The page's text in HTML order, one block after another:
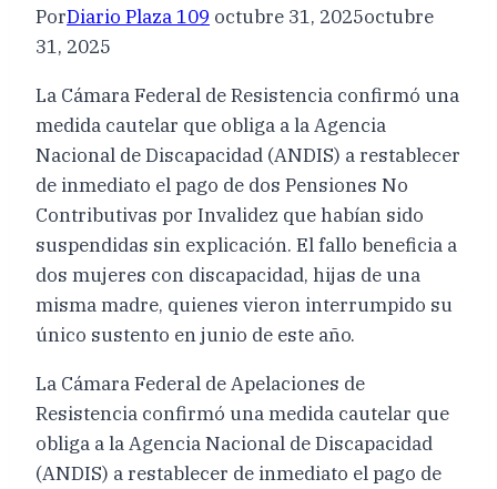
PorDiario Plaza 109 octubre 31, 2025octubre
31, 2025
La Cámara Federal de Resistencia confirmó una
medida cautelar que obliga a la Agencia
Nacional de Discapacidad (ANDIS) a restablecer
de inmediato el pago de dos Pensiones No
Contributivas por Invalidez que habían sido
suspendidas sin explicación. El fallo beneficia a
dos mujeres con discapacidad, hijas de una
misma madre, quienes vieron interrumpido su
único sustento en junio de este año.
La Cámara Federal de Apelaciones de
Resistencia confirmó una medida cautelar que
obliga a la Agencia Nacional de Discapacidad
(ANDIS) a restablecer de inmediato el pago de